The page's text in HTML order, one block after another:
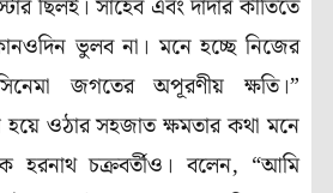
ছিলই। সাহেব এবং দাদার কীর্তিতে
ভুলব না। মনে হচ্ছে নিজের
জগতের অপূরণীয় ক্ষতি।”
ওঠার সহজাত ক্ষমতার কথা মনে
হরনাথ চক্রবর্তীও। বলেন, “আমি